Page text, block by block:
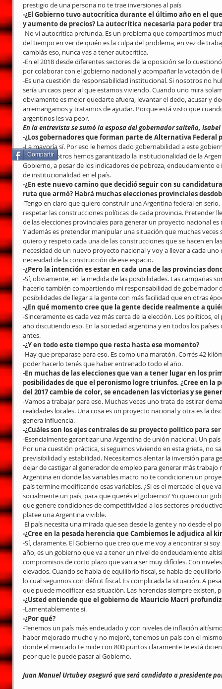
prestigio de una persona no te trae inversiones al país
-¿El Gobierno tuvo autocrítica durante el último año en el
y aumento de precios? La autocrítica necesaria para poder
-No vi autocrítica profunda. Es un problema que compartimos
del tiempo en ver de quién es la culpa del problema, en vez de
cambiás eso, nunca vas a tener autocrítica.
-En el 2018 desde diferentes sectores de la oposición se lo
por colaborar con el gobierno nacional y acompañar la votación
-Es una cuestión de responsabilidad institucional. Si nosotros no
sería un caos peor al que estamos viviendo. Cuando uno mira
obviamente es mejor quedarte afuera, levantar el dedo, acusar y
arremangamos y tratamos de ayudar. Porque está visto que
argentinos les va peor.
En la entrevista se sumó la esposa del gobernador salteño, Isabel
-¿Los gobernadores que forman parte de Alternativa Federal
-La mayoría sí. Por eso le hemos dado gobernabilidad a este
años, y nosotros hemos garantizado la institucionalidad de la
Gobierno, a pesar de los indicadores de pobreza, endeudamiento
de institucionalidad en el país.
-¿En este nuevo camino que decidió seguir con su
ruta que armó? Habrá muchas elecciones provinciales
-Tengo en claro que quiero construir una Argentina federal en
respetar las construcciones políticas de cada provincia. Pretender
de las elecciones provinciales para generar un proyecto nacional
Y además es pretender manipular una situación que muchas veces
quiero y respeto cada una de las construcciones que se hacen en
necesidad de un nuevo proyecto nacional y voy a llevar a cada
necesidad de la construcción de ese espacio.
-¿Pero la intención es estar en cada una de las provincias
-Sí, obviamente, en la medida de las posibilidades. Las campañas
hacerlo también compartiendo mi responsabilidad de gobernador
posibilidades de llegar a la gente con más facilidad que en otras
-¿En qué momento cree que la gente decide realmente a
-Sinceramente es cada vez más cerca de la elección. Los políticos,
año discutiendo eso. En la sociedad argentina y en todos los
antes.
-¿Y en todo este tiempo que resta hasta ese momento?
-Hay que preparase para eso. Es como una maratón. Corrés 42
poder hacerlo tenés que haber entrenado todo el año.
-En muchas de las elecciones que van a tener lugar en los
posibilidades de que el peronismo logre triunfos. ¿Cree en la
del 2017 cambie de color, se encadenen las victorias y se
-Vamos a trabajar para eso. Muchas veces uno trata de estirar
realidades locales. Una cosa es un proyecto nacional y otra es la
genera influencia.
-¿Cuáles son los ejes centrales de su proyecto político para
-Esencialmente garantizar una Argentina de unión nacional. Un
Por una cuestión práctica, si seguimos viviendo en esta grieta, no
previsibilidad y estabilidad. Necesitamos alentar la inversión para
dejar de castigar al generador de empleo para generar más
Argentina en donde las variables macro no te condicionen un
país termine modificando esas variables. ¿Si es el mercado el que
socialmente un país, para que querés el gobierno? Yo quiero un
que genere condiciones de competitividad a los sectores
platee una Argentina vivible.
El país necesita una mirada que sea desde la gente y no desde el
-¿Cree en la pesada herencia que Cambiemos le adjudica al
-Sí, claramente. El Gobierno que creo que me voy a encontrar si
año, es un gobierno que va a tener un nivel de endeudamiento
compromisos de corto plazo que van a ser muy difíciles. Con
elevados. Cuando se habla de equilibrio fiscal, se habla de
lo cual seguimos con déficit fiscal. Es complicada la situación. A
que puede modificar esa situación. Las herencias siempre existen,
-¿Usted entiende que el gobierno de Mauricio Macri
-Lamentablemente sí.
-¿Por qué?
-Tenemos un país más endeudado y con niveles de inflación
haber mejorado mucho y no mejoró, tenemos un país con el
donde el mercado te mide con 800 puntos claramente te está
peor que le puede pasar al Gobierno.
Juan Manuel Urtubey aseguró que será candidato a presidente
Compartir